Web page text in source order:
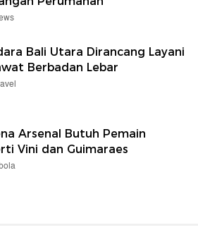
Bali Utara Dirancang Layani
Berbadan Lebar
Arsenal Butuh Pemain
Vini dan Guimaraes